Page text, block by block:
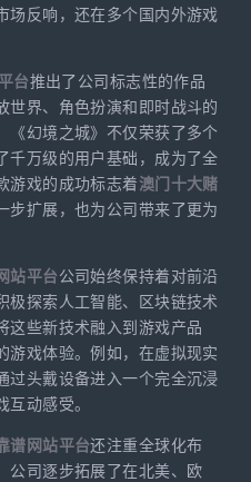
场反响，还在多个国内外游戏
台推出了公司标志性的作品
世界、角色扮演和即时战斗的
《幻境之城》不仅荣获了多个
千万级的用户基础，成为了全
游戏的成功标志着澳门十大赌
步扩展，也为公司带来了更为
站平台公司始终保持着对前沿
极探索人工智能、区块链技术
这些新技术融入到游戏产品
游戏体验。例如，在虚拟现实
过头戴设备进入一个完全沉浸
动感受。
谱网站平台还注重全球化布
公司逐步拓展了在北美、欧